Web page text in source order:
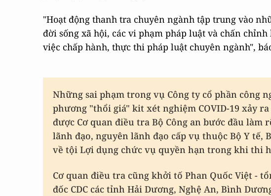
"Hoạt động thanh tra chuyên ngành tập trung vào
đời sống xã hội, các vi phạm pháp luật và chấn
việc chấp hành, thực thi pháp luật chuyên ngành",
Những sai phạm trong vụ Công ty cổ phần công
phương "thổi giá" kit xét nghiệm COVID-19 xảy
được Cơ quan điều tra Bộ Công an bước đầu làm
lãnh đạo, nguyên lãnh đạo cấp vụ thuộc Bộ Y tế,
về tội Lợi dụng chức vụ quyền hạn trong khi thi
Cơ quan điều tra cũng khởi tố Phan Quốc Việt -
đốc CDC các tỉnh Hải Dương, Nghệ An, Bình